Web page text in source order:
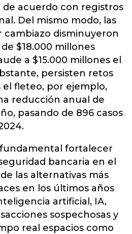
de acuerdo con registros
Del mismo modo, las
cambiazo disminuyeron
$18.000 millones
a $15.000 millones el
persisten retos
fleteo, por ejemplo,
reducción anual de
pasando de 896 casos
fundamental fortalecer
bancaria en el
las alternativas más
en los últimos años
artificial, IA,
sospechosas y
real espacios como